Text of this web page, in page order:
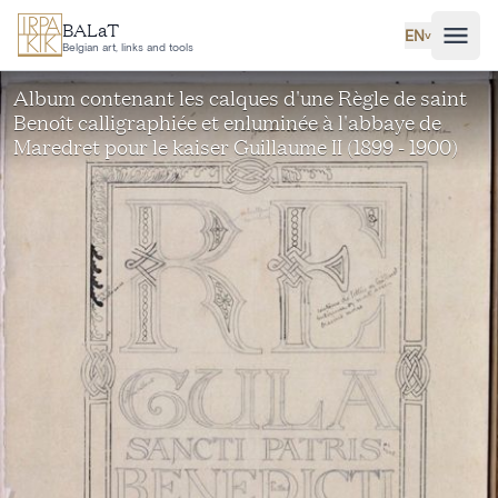
Skip to main content
BALaT
Belgian art, links and tools
EN˅
Album contenant les calques d'une Règle de saint
Benoît calligraphiée et enluminée à l'abbaye de
Maredret pour le kaiser Guillaume II (1899 - 1900)